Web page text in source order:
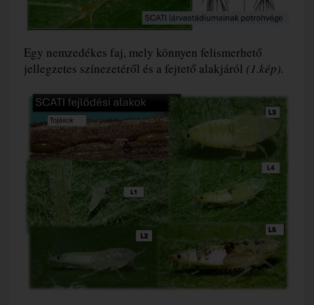
Egy nemzedékes faj, mely könnyen felismerhető
jellegzetes színezetéről és a fejtető alakjáról (1.kép).